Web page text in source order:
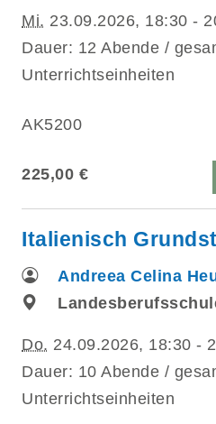
Mi. 23.09.2026, 18:30 -
Dauer: 12 Abende /
Unterrichtseinheiten
AK5200
225,00 €
Italienisch
Andreea Celina
Do. 24.09.2026, 18:30 -
Dauer: 10 Abende /
Unterrichtseinheiten